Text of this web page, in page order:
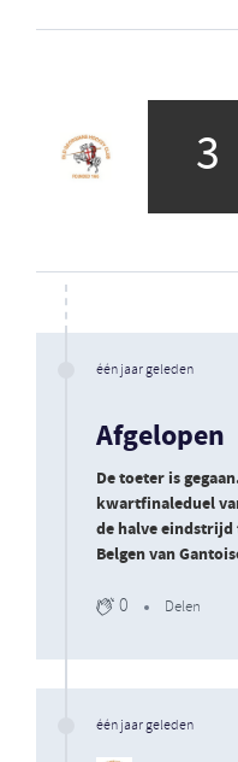
3
één jaar geleden
Afgelopen
De toeter is
kwartfinaleduel
de halve
Belgen van
0 Delen
één jaar geleden